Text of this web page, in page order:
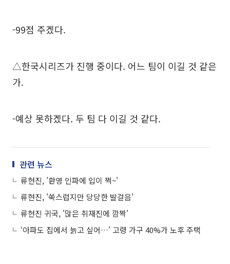
-99점 주겠다.
△한국시리즈가 진행 중이다. 어느 팀이 이길 것 같은
가.
-예상 못하겠다. 두 팀 다 이길 것 같다.
관련 뉴스
류현진, '환영 인파에 입이 쩍~'
류현진, '쑥스럽지만 당당한 발걸음'
류현진 귀국, '많은 취재진에 깜짝'
‘아파도 집에서 늙고 싶어…’ 고령 가구 40%가 노후 주택